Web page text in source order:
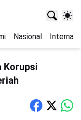
Nasional
Korupsi